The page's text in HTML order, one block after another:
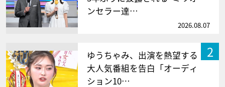
ンセラー達…
2026.08.07
2
ゆうちゃみ、出演を熱望する
大人気番組を告白「オーディ
ション10…